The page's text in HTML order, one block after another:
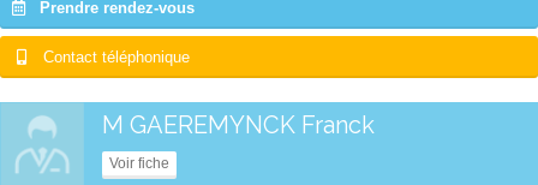
Prendre rendez-vous
Contact téléphonique
M GAEREMYNCK Franck
Voir fiche